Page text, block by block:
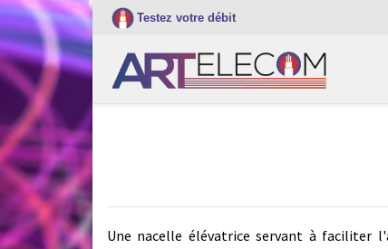
Testez votre débit
Une nacelle élévatrice servant à faciliter